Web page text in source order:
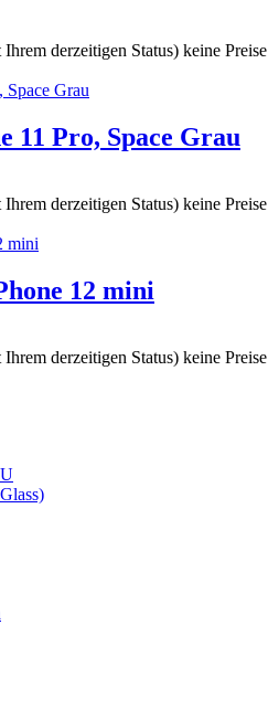
derzeitigen Status) keine Preise
11 Pro, Space Grau
derzeitigen Status) keine Preise
12 mini
derzeitigen Status) keine Preise